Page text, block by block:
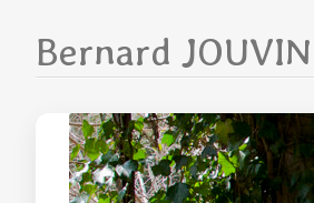
Bernard JOUVIN